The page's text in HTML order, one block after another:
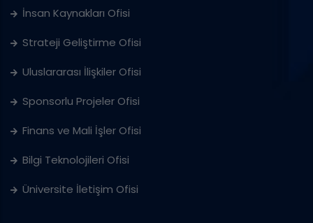
İnsan Kaynakları Ofisi
Strateji Geliştirme Ofisi
Uluslararası İlişkiler Ofisi
Sponsorlu Projeler Ofisi
Finans ve Mali İşler Ofisi
Bilgi Teknolojileri Ofisi
Üniversite İletişim Ofisi